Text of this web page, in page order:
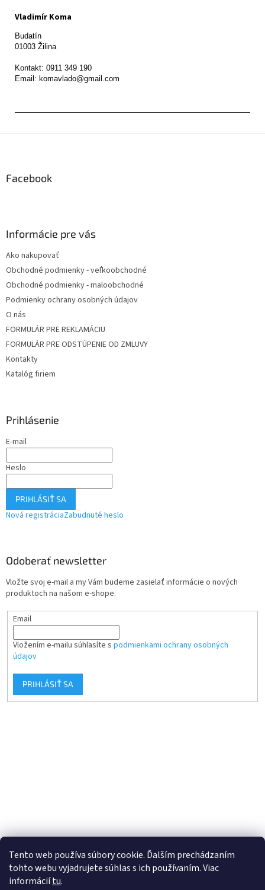
Tento web používa súbory cookie. Ďalším prechádzaním
tohto webu vyjadrujete súhlas s ich používaním. Viac
informáciítu.
Vladimír Koma
Budatín
01003 Žilina
Kontakt: 0911 349 190
Facebook
Informácie pre vás
Ako nakupovať
Obchodné podmienky - veľkoobchodné
Obchodné podmienky - maloobchodné
Podmienky ochrany osobných údajov
O nás
FORMULÁR PRE REKLAMÁCIU
FORMULÁR PRE ODSTÚPENIE OD ZMLUVY
Kontakty
Katalóg firiem
Prihlásenie
E-mail
Heslo
PRIHLÁSIŤ SA
Nová registráciaZabudnuté heslo
Odoberať newsletter
Vložte svoj e-mail a my Vám budeme zasielať informácie o nových
produktoch na našom e-shope.
Email
Vložením e-mailu súhlasíte s podmienkami ochrany osobných
údajov
PRIHLÁSIŤ SA